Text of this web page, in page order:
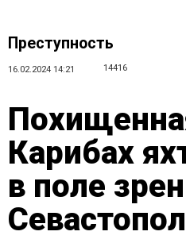
Преступность
16.02.2024 14:21 14416
Карибах
в поле